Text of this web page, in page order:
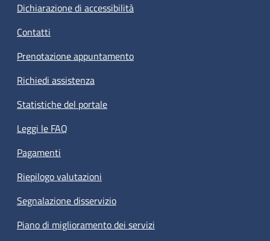
Dichiarazione di accessibilità
Contatti
Prenotazione appuntamento
Richiedi assistenza
Statistiche del portale
Leggi le FAQ
Pagamenti
Riepilogo valutazioni
Segnalazione disservizio
Piano di miglioramento dei servizi